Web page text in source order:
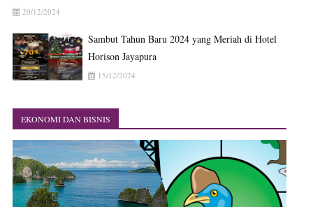
20/12/2024
Sambut Tahun Baru 2024 yang Meriah di Hotel
Horison Jayapura
15/12/2024
EKONOMI DAN BISNIS